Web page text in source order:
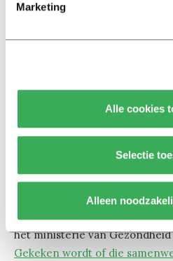
Marketing
Alle cookies
Selectie
Alleen
De Universiteit Utrecht kwam
universiteiten te starten en
23 samenwerkingsprojecten
geen relatie hebben met
mensenrechten schaden.
Er is één uitzondering: een
het ministerie van
Gekeken wordt of die